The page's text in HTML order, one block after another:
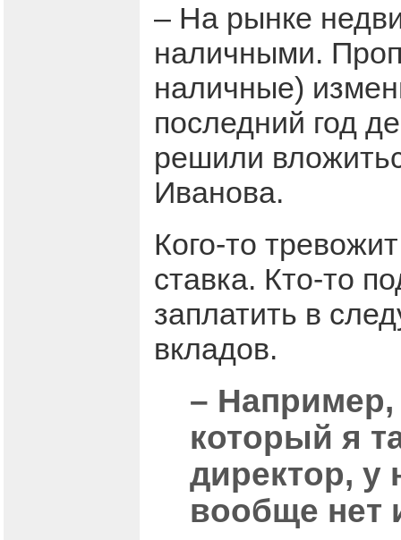
– На рынке
наличными.
наличные)
последний год
решили
Иванова.
Кого-то
ставка. Кто-то
заплатить в
вкладов.
– Например,
который я
директор, у
вообще нет